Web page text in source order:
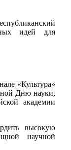
идей для
«Культура»
Дню науки,
академии
высокую
научной